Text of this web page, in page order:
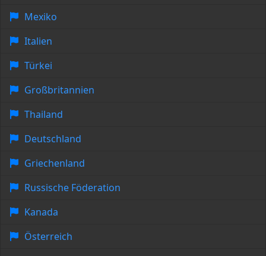
Mexiko
Italien
Türkei
Großbritannien
Thailand
Deutschland
Griechenland
Russische Föderation
Kanada
Österreich